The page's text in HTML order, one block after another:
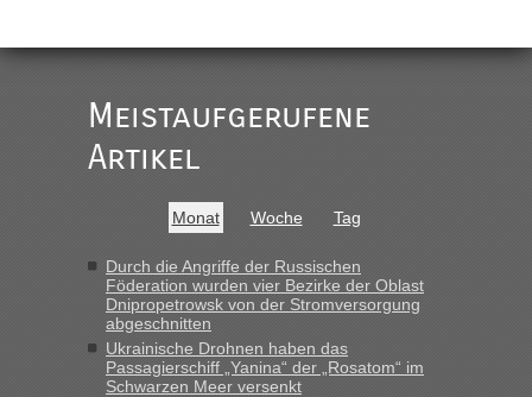
aufgedeckt
Alleinreisende Männer stehen schließlich immer unter
Verdacht.“
Anfang des Jahres haben die Zollbeamten
Verstöße im Wert von fast 11 Milliarden
aufgedeckt
„Kein Zoll. Du musst an sich nur sagen dass das privat ist
und du nicht damit handeln willst. So lange das nicht
Originalverpackt ist und ersichlich das nicht neu sollte es
keine Probleme geben“
Meistaufgerufene
Artikel
Monat Woche Tag
Durch die Angriffe der Russischen
Föderation wurden vier Bezirke der Oblast
Dnipropetrowsk von der Stromversorgung
abgeschnitten
Ukrainische Drohnen haben das
Passagierschiff „Yanina“ der „Rosatom“ im
Schwarzen Meer versenkt